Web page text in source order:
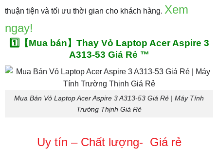
thuận tiện và tối ưu thời gian cho khách hàng. Xem
ngay!
1️⃣【Mua bán】Thay Vỏ Laptop Acer Aspire 3
A313-53 Giá Rẻ ™
Mua Bán Vỏ Laptop Acer Aspire 3 A313-53 Giá Rẻ | Máy Tính
Trường Thịnh Giá Rẻ
Uy tín – Chất lượng- Giá rẻ